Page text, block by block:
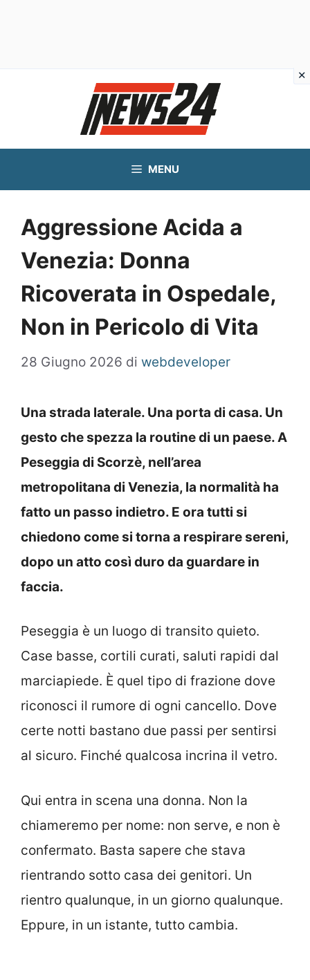
MENU
Aggressione Acida a
Venezia: Donna
Ricoverata in Ospedale,
Non in Pericolo di Vita
28 Giugno 2026 di webdeveloper
Una strada laterale. Una porta di casa. Un
gesto che spezza la routine di un paese. A
Peseggia di Scorzè, nell’area
metropolitana di Venezia, la normalità ha
fatto un passo indietro. E ora tutti si
chiedono come si torna a respirare sereni,
dopo un atto così duro da guardare in
faccia.
Peseggia è un luogo di transito quieto.
Case basse, cortili curati, saluti rapidi dal
marciapiede. È quel tipo di frazione dove
riconosci il rumore di ogni cancello. Dove
certe notti bastano due passi per sentirsi
al sicuro. Finché qualcosa incrina il vetro.
Qui entra in scena una donna. Non la
chiameremo per nome: non serve, e non è
confermato. Basta sapere che stava
rientrando sotto casa dei genitori. Un
rientro qualunque, in un giorno qualunque.
Eppure, in un istante, tutto cambia.